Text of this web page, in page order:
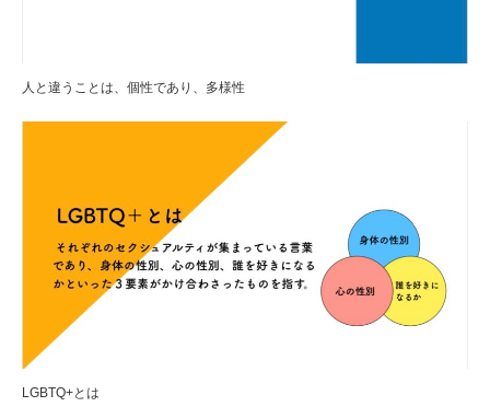
人と違うことは、個性であり、多様性
LGBTQ+とは